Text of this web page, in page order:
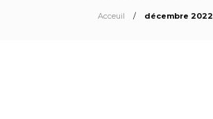
Acceuil décembre 2022